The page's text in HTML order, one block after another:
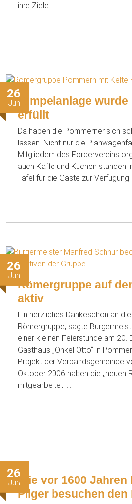
ihre Ziele.
26
JunTempelanlage wurde
erfüllt
Da haben die Pommerner sich
lassen. Nicht nur die
Mitgliedern des Fördervereins
auch Kaffe und Kuchen standen
Tafel für die Gäste zur Verfügung.
26
Jun
Römergruppe auf
aktiv
Ein herzliches Dankeschön an
Römergruppe, sagte
einer kleinen Feierstunde am 20.
Gasthaus ,,Onkel Otto“ in
Projekt der Verbandsgemeinde
Oktober 2006 haben die ,,neuen
mitgearbeitet. ...
26
JunWie vor 1600 Jahren
Pilger besuchen den